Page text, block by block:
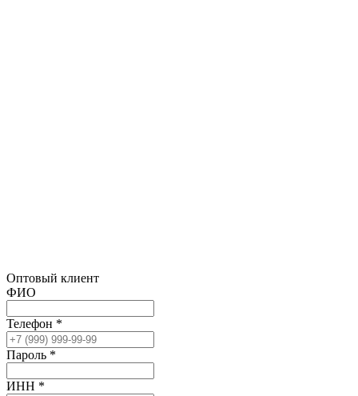
Оптовый клиент
ФИО
Телефон *
Пароль *
ИНН *